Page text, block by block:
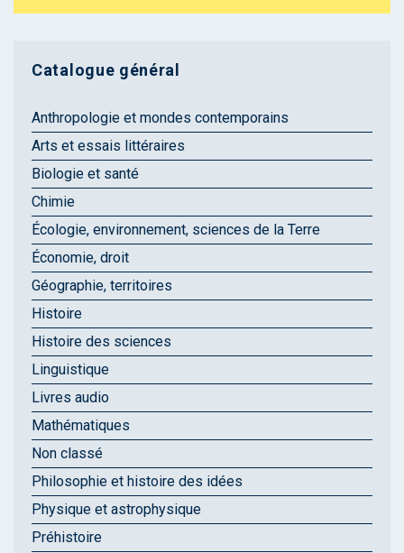
Catalogue général
Anthropologie et mondes contemporains
Arts et essais littéraires
Biologie et santé
Chimie
Écologie, environnement, sciences de la Terre
Économie, droit
Géographie, territoires
Histoire
Histoire des sciences
Linguistique
Livres audio
Mathématiques
Non classé
Philosophie et histoire des idées
Physique et astrophysique
Préhistoire